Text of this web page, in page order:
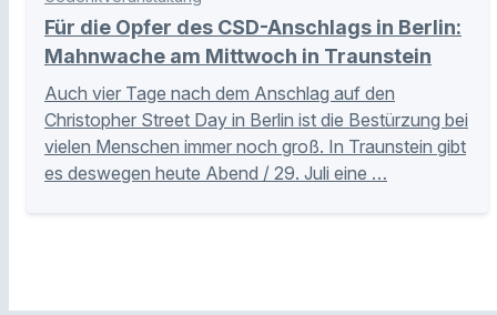
Für die Opfer des CSD-Anschlags in Berlin:
Mahnwache am Mittwoch in Traunstein
Auch vier Tage nach dem Anschlag auf den
Christopher Street Day in Berlin ist die Bestürzung bei
vielen Menschen immer noch groß. In Traunstein gibt
es deswegen heute Abend / 29. Juli eine …